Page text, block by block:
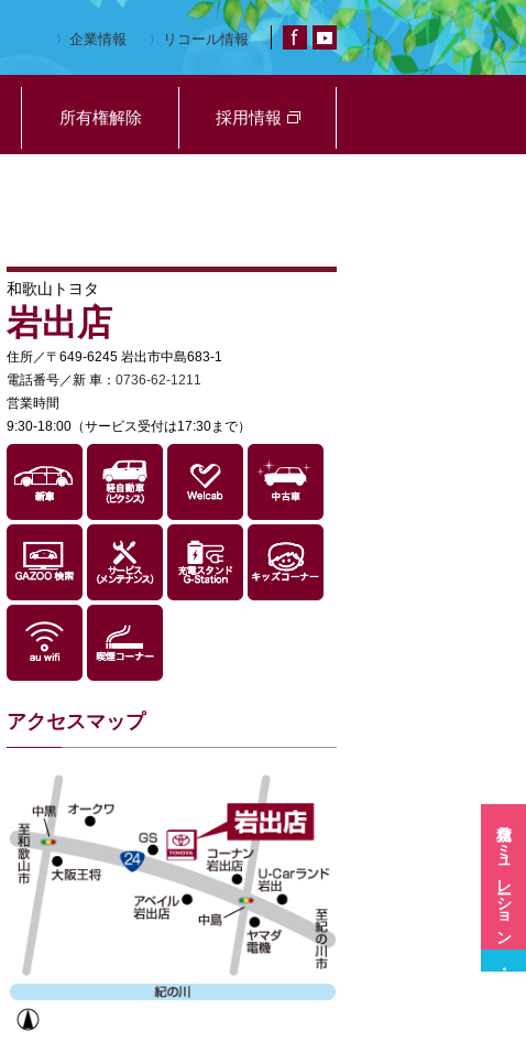
企業情報 リコール情報
所有権解除 採用情報
和歌山トヨタ
岩出店
住所／〒649-6245 岩出市中島683-1
電話番号／新 車： 0736-62-1211
営業時間
9:30-18:00（サービス受付は17:30まで）
アクセスマップ
見積シミュレーション